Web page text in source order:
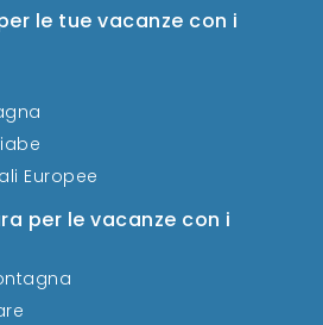
le tue vacanze con i
Europee
per le vacanze con i